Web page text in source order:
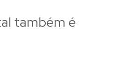
também é